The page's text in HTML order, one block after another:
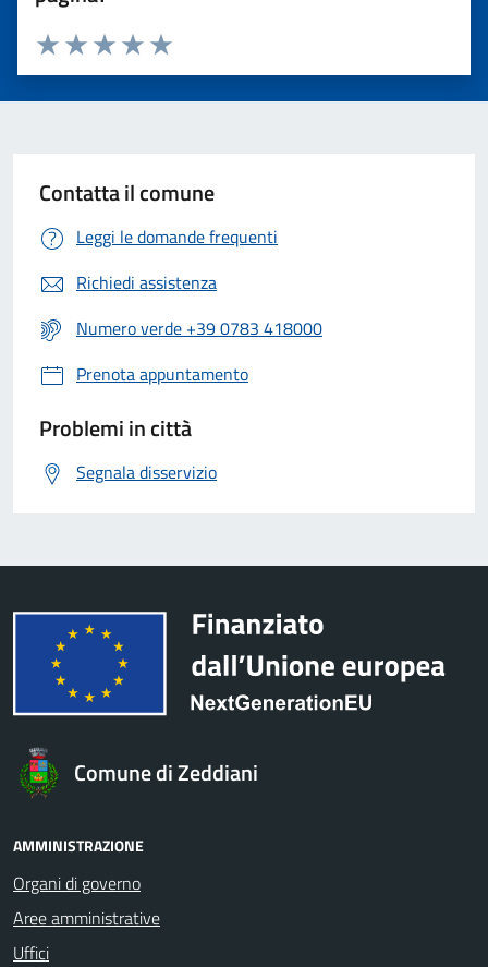
Valuta 5 stelle su 5
Valuta 4 stelle su 5
Valuta 3 stelle su 5
Valuta 2 stelle su 5
Valuta 1 stelle su 5
Contatta il comune
Leggi le domande frequenti
Richiedi assistenza
Numero verde +39 0783 418000
Prenota appuntamento
Problemi in città
Segnala disservizio
Comune di Zeddiani
AMMINISTRAZIONE
Organi di governo
Aree amministrative
Uffici